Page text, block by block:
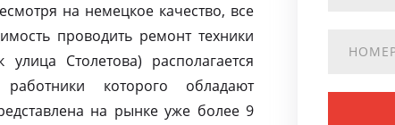
на немецкое качество, все
проводить ремонт техники
Столетова) располагается
которого обладают
на рынке уже более 9